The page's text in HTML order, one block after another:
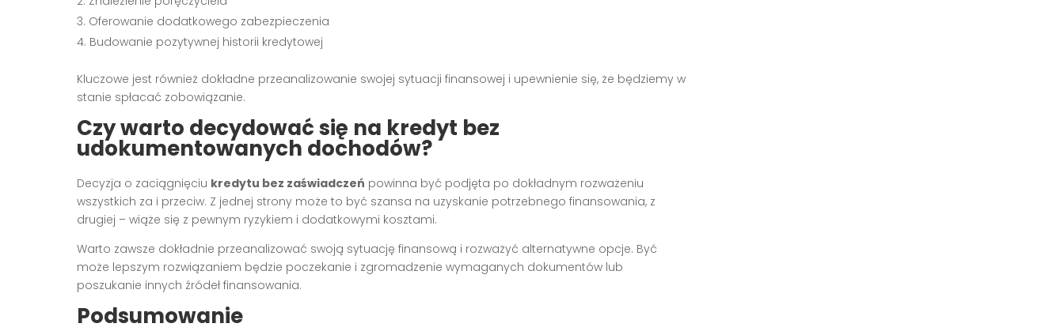
Oferowanie dodatkowego zabezpieczenia
Budowanie pozytywnej historii kredytowej
Kluczowe jest również dokładne przeanalizowanie swojej sytuacji finansowej i upewnienie się, że będziemy w
stanie spłacać zobowiązanie.
Czy warto decydować się na kredyt bez
udokumentowanych dochodów?
Decyzja o zaciągnięciu kredytu bez zaświadczeń powinna być podjęta po dokładnym rozważeniu
wszystkich za i przeciw. Z jednej strony może to być szansa na uzyskanie potrzebnego finansowania, z
drugiej – wiąże się z pewnym ryzykiem i dodatkowymi kosztami.
Warto zawsze dokładnie przeanalizować swoją sytuację finansową i rozważyć alternatywne opcje. Być
może lepszym rozwiązaniem będzie poczekanie i zgromadzenie wymaganych dokumentów lub
poszukanie innych źródeł finansowania.
Podsumowanie